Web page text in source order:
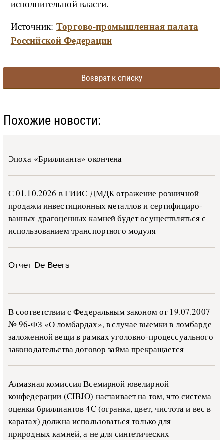
исполнительной власти.
Источник:Торгово-промышленная палата
Российской Федерации
Возврат к списку
Похожие новости:
Эпоха «Бриллианта» окончена
С 01.10.2026 в ГИИС ДМДК от­ра­же­ние роз­ни­ч­ной
про­да­жи ин­ве­сти­ци­он­ных ме­тал­лов и сер­ти­фи­ци­ро­
ван­ных дра­го­цен­ных ка­м­ней бу­дет осу­ще­ств­лять­ся с
ис­поль­зо­ва­ни­ем тран­с­пор­т­но­го мо­ду­ля
Отчет De Beers
В со­о­т­вет­ствии с Фе­де­раль­ным за­ко­ном от 19.07.2007
№ 96-ФЗ «О ло­м­бар­дах», в слу­чае вы­е­м­ки в ло­м­бар­де
за­ло­жен­ной ве­щи в ра­м­ках уго­ло­в­но-­про­цес­су­аль­но­го
за­ко­но­да­тель­ства до­го­вор зай­ма пре­кра­ща­ет­ся
Алмазная комиссия Всемирной ювелирной
конфедерации (CIBJO) настаивает на том, что система
оценки бриллиантов 4C (огранка, цвет, чистота и вес в
каратах) должна использоваться только для
природных камней, а не для синтетических